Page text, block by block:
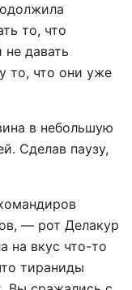
то, что
давать
то, что они уже
в небольшую
Сделав паузу,
— рот Делакур
на вкус что-то
тираниды